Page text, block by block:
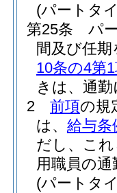
(パートタ
第25条
パ
間及び任
10条の4第
きは、通
2
前項の規
は、 給与条
だし、こ
用職員の
(パートタ